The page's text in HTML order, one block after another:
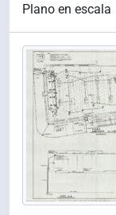
Plano en escala